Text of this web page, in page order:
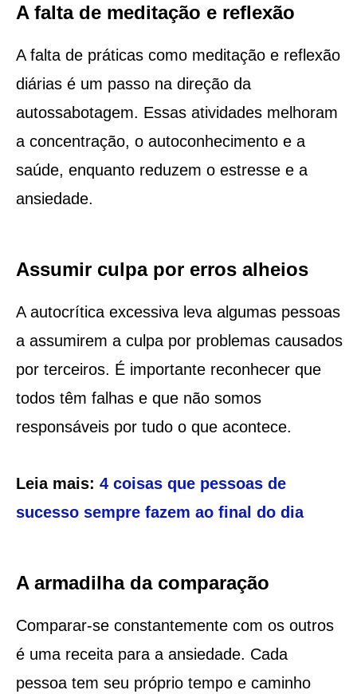
A falta de meditação e reflexão
A falta de práticas como meditação e reflexão
diárias é um passo na direção da
autossabotagem. Essas atividades melhoram
a concentração, o autoconhecimento e a
saúde, enquanto reduzem o estresse e a
ansiedade.
Assumir culpa por erros alheios
A autocrítica excessiva leva algumas pessoas
a assumirem a culpa por problemas causados
por terceiros. É importante reconhecer que
todos têm falhas e que não somos
responsáveis por tudo o que acontece.
Leia mais: 4 coisas que pessoas de
sucesso sempre fazem ao final do dia
A armadilha da comparação
Comparar-se constantemente com os outros
é uma receita para a ansiedade. Cada
pessoa tem seu próprio tempo e caminho